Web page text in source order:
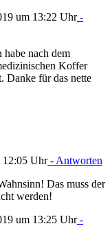
um 13:22 Uhr-
habe nach dem
Koffer
Danke für das nette
12:05 Uhr- Antworten
Das muss der
werden!
um 13:25 Uhr-